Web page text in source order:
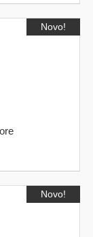
il
Novo!
Novo!